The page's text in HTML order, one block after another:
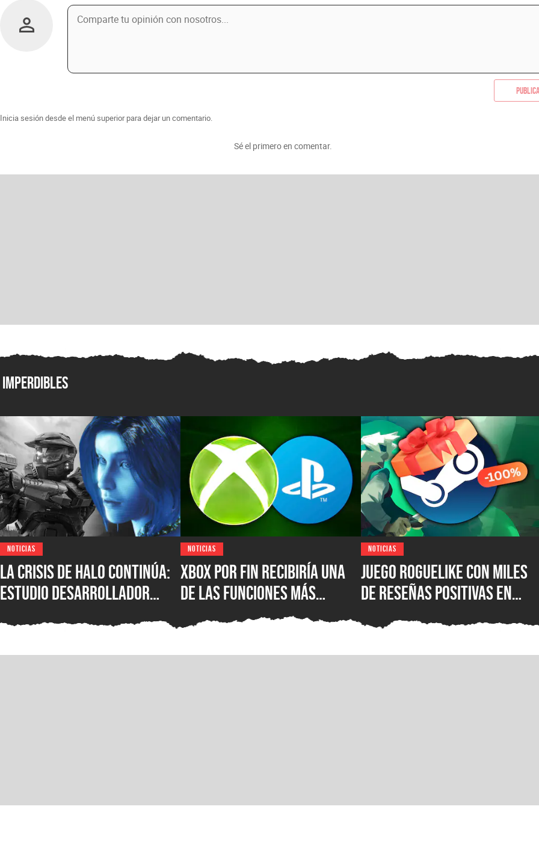
Inicia sesión desde el menú superior para dejar un comentario.
Sé el primero en comentar.
Imperdibles
NOTICIAS
La crisis de Halo continúa:
estudio desarrollador
multiplataforma de
NOTICIAS
XBOX por fin recibiría una
de las funciones más
populares de PlayStation y
que los jugadores han
pedido durante años
NOTICIAS
Juego roguelike con miles
de reseñas positivas en
descuento y está
disponible completamente